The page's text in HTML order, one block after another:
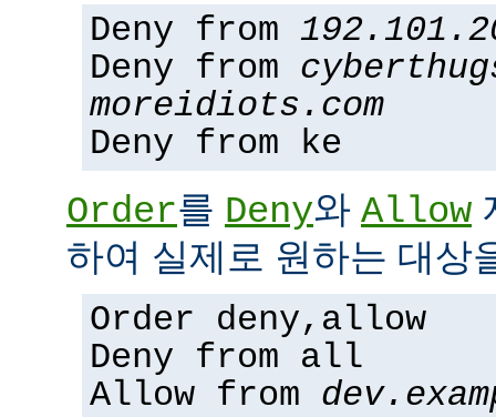
Deny from
Deny from
moreidiots.com
Deny from ke
Order를 Deny와 Allow
하여 실제로 원하는 대상
Order deny,allow
Deny from all
Allow from